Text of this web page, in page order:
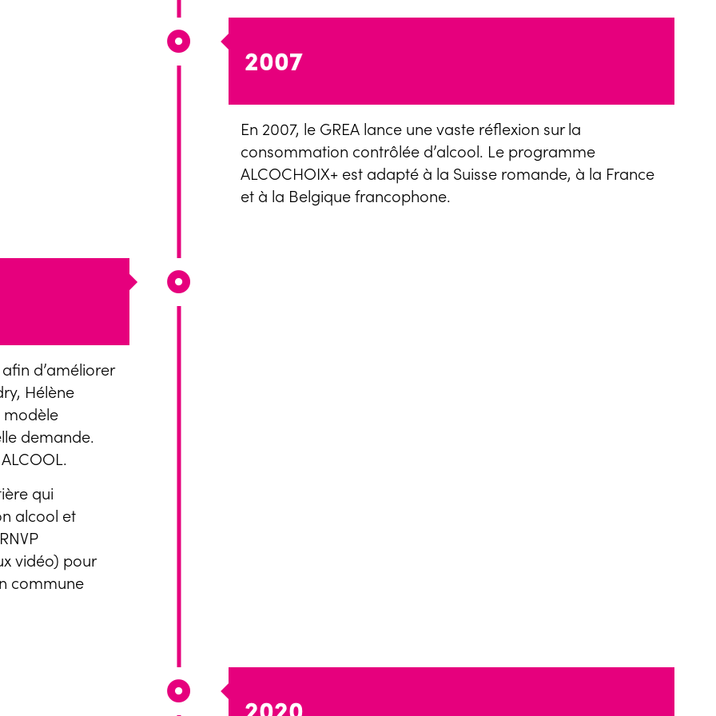
2007
En 2007, le GREA lance une vaste réflexion sur la
consommation contrôlée d’alcool. Le programme
ALCOCHOIX+ est adapté à la Suisse romande, à la France
et à la Belgique francophone.
d’améliorer
Hélène
modèle
demande.
qui
alcool et
vidéo) pour
commune
2020